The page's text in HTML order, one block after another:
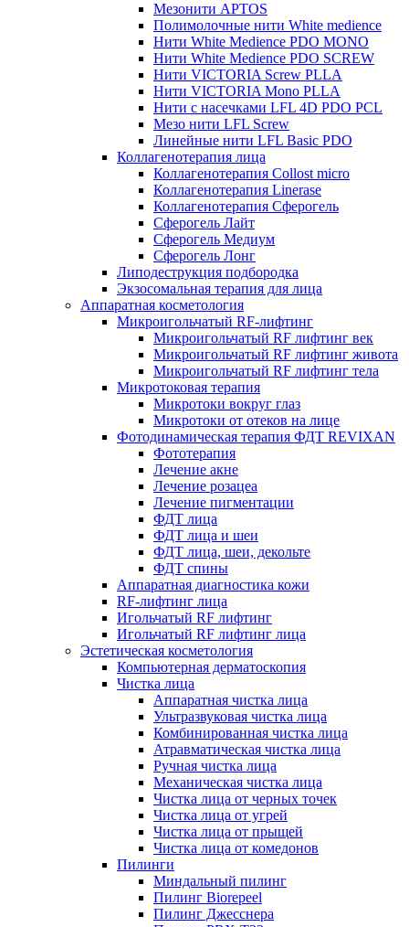
Мезонити APTOS
Полимолочные нити White medience
Нити White Medience PDO MONO
Нити White Medience PDO SCREW
Нити VICTORIA Screw PLLA
Нити VICTORIA Mono PLLA
Нити с насечками LFL 4D PDO PCL
Мезо нити LFL Screw
Линейные нити LFL Basic PDO
Коллагенотерапия лица
Коллагенотерапия Collost micro
Коллагенотерапия Linerase
Коллагенотерапия Сферогель
Сферогель Лайт
Сферогель Медиум
Сферогель Лонг
Липодеструкция подбородка
Экзосомальная терапия для лица
Аппаратная косметология
Микроигольчатый RF-лифтинг
Микроигольчатый RF лифтинг век
Микроигольчатый RF лифтинг живота
Микроигольчатый RF лифтинг тела
Микротоковая терапия
Микротоки вокруг глаз
Микротоки от отеков на лице
Фотодинамическая терапия ФДТ REVIXAN
Фототерапия
Лечение акне
Лечение розацеа
Лечение пигментации
ФДТ лица
ФДТ лица и шеи
ФДТ лица, шеи, декольте
ФДТ спины
Аппаратная диагностика кожи
RF-лифтинг лица
Игольчатый RF лифтинг
Игольчатый RF лифтинг лица
Эстетическая косметология
Компьютерная дерматоскопия
Чистка лица
Аппаратная чистка лица
Ультразвуковая чистка лица
Комбинированная чистка лица
Атравматическая чистка лица
Ручная чистка лица
Механическая чистка лица
Чистка лица от черных точек
Чистка лица от угрей
Чистка лица от прыщей
Чистка лица от комедонов
Пилинги
Миндальный пилинг
Пилинг Biorepeel
Пилинг Джесснера